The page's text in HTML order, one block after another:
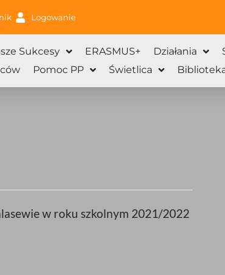
Logowanie
Sukcesy ERASMUS+ Działania
Pomoc PP Świetlica
w roku szkolnym 2021/2022